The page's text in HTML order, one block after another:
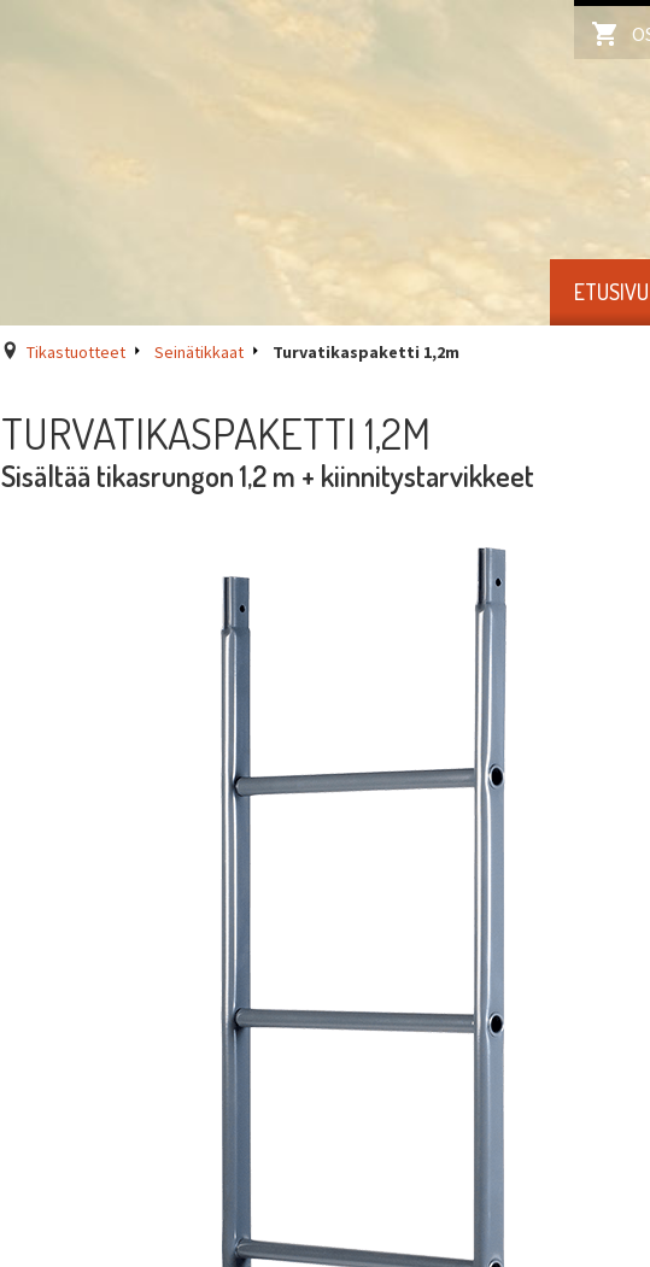
ETUSIVU
Tikastuotteet Seinätikkaat Turvatikaspaketti 1,2m
TURVATIKASPAKETTI 1,2M
Sisältää tikasrungon 1,2 m + kiinnitystarvikkeet